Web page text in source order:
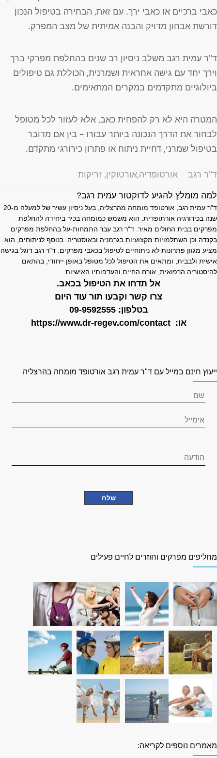
כאבי ברכיים או כאבי ירך. עם זאת, הבחירה בטיפול הנכון
דורשת אבחון מדויק והבנה אמיתית של מצב המפרק.
ד"ר עמית רגב משלב ניסיון רב שנים בהחלפת מפרקי ברך
וירך יחד עם גישה אחראית ושמרנית, הכוללת גם טיפולים
ביולוגיים מתקדמים במקרים המתאימים.
המטרה היא לא רק להפחית כאב, אלא לעזור לכל מטופל
לבחור את הדרך הנכונה ביותר עבורו – בין אם מדובר
בטיפול שמרני, דחיית ניתוח או פתרון כירורגי מתקדם.
ד"ר רגב אורטופדיה,אורטוקין, זריקות
למה מומלץ להגיע לדוקטור עמית רגב?
ד"ר עמית רגב, אורטופד מומחה מהרצליה, בעל ניסיון עשיר של למעלה מ-20
שנה בכירורגיה אורתופדית. הוא משמש כמומחה בכיר ביחידה להחלפת
מפרקים בבית החולים מאיר. ד"ר רגב עבר התמחות-על בהחלפת מפרקים
בקנדה וכן השתלמויות מקצועיות בגרמניה ובאוסטריה. בנוסף לניתוחים, הוא
מציע מגוון פתרונות לא ניתוחיים לטיפול בכאבי מפרקים. ד"ר רגב דוגל בגישה
אישית ולבבית, ומתאים את הטיפול לכל מטופל באופן ייחודי, בהתאם
להיסטוריה הרפואית, אורח החיים והעדפותיו האישיות.
אל תדחו את הטיפול בכאב.
צרו קשר וקבעו תור עוד היום
בטלפון: 09-9592555
או: https://www.dr-regev.com/contact
ייעוץ חינם במייל עם ד"ר עמית רגב אורטופד מומחה בהרצליה
מחליפים מפרקים וחוזרים לחיים פעילים
מאמרים נוספים לקריאה: